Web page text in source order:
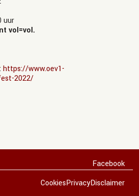
uur
vol=vol.
https://www.oev1-
2022/
Facebook
CookiesPrivacyDisclaimer